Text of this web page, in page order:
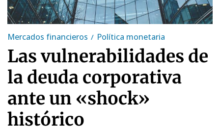
Mercados financieros Política monetaria
Las vulnerabilidades de
la deuda corporativa
ante un «shock»
histórico